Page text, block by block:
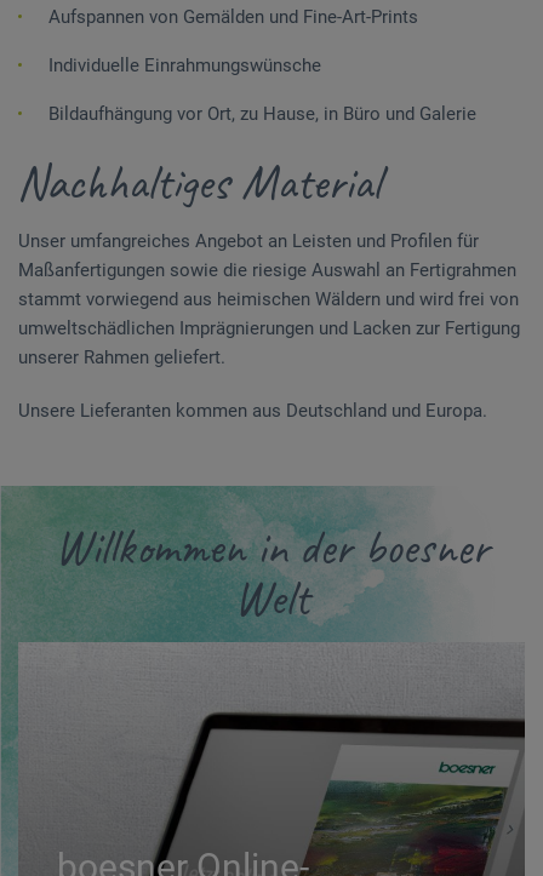
Aufspannen von Gemälden und Fine-Art-Prints
Individuelle Einrahmungswünsche
Bildaufhängung vor Ort, zu Hause, in Büro und Galerie
Nachhaltiges Material
Unser umfangreiches Angebot an Leisten und Profilen für
Maßanfertigungen sowie die riesige Auswahl an Fertigrahmen
stammt vorwiegend aus heimischen Wäldern und wird frei von
umweltschädlichen Imprägnierungen und Lacken zur Fertigung
unserer Rahmen geliefert.
Unsere Lieferanten kommen aus Deutschland und Europa.
Willkommen in der boesner
Welt
boesner Online-